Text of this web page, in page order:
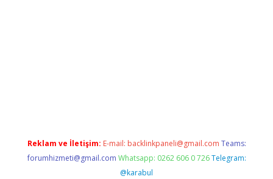
Reklam ve İletişim: E-mail: backlinkpaneli@gmail.com Teams:
forumhizmeti@gmail.com Whatsapp: 0262 606 0 726 Telegram:
@karabul